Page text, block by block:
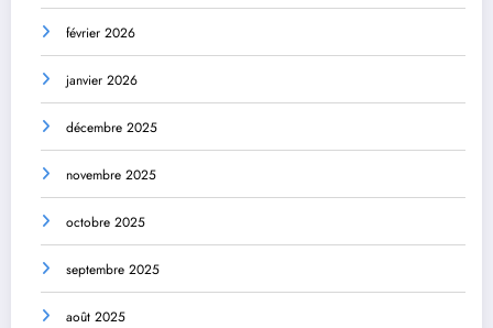
février 2026
janvier 2026
décembre 2025
novembre 2025
octobre 2025
septembre 2025
août 2025